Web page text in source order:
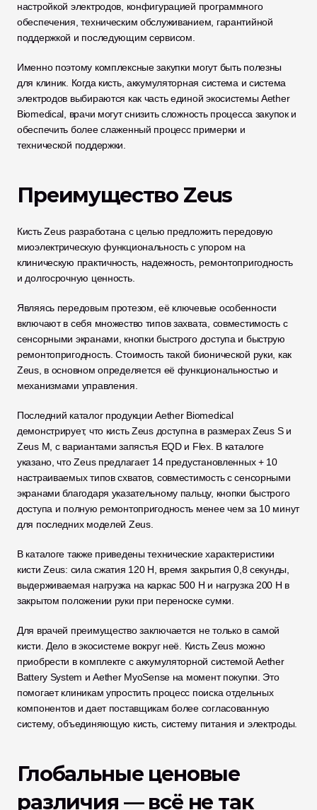
настройкой электродов, конфигурацией программного
обеспечения, техническим обслуживанием, гарантийной
поддержкой и последующим сервисом.
Именно поэтому комплексные закупки могут быть полезны
для клиник. Когда кисть, аккумуляторная система и система
электродов выбираются как часть единой экосистемы Aether
Biomedical, врачи могут снизить сложность процесса закупок и
обеспечить более слаженный процесс примерки и
технической поддержки.
Преимущество Zeus
Кисть Zeus разработана с целью предложить передовую
миоэлектрическую функциональность с упором на
клиническую практичность, надежность, ремонтопригодность
и долгосрочную ценность.
Являясь передовым протезом, её ключевые особенности
включают в себя множество типов захвата, совместимость с
сенсорными экранами, кнопки быстрого доступа и быструю
ремонтопригодность. Стоимость такой бионической руки, как
Zeus, в основном определяется её функциональностью и
механизмами управления.
Последний каталог продукции Aether Biomedical
демонстрирует, что кисть Zeus доступна в размерах Zeus S и
Zeus M, с вариантами запястья EQD и Flex. В каталоге
указано, что Zeus предлагает 14 предустановленных + 10
настраиваемых типов схватов, совместимость с сенсорными
экранами благодаря указательному пальцу, кнопки быстрого
доступа и полную ремонтопригодность менее чем за 10 минут
для последних моделей Zeus.
В каталоге также приведены технические характеристики
кисти Zeus: сила сжатия 120 Н, время закрытия 0,8 секунды,
выдерживаемая нагрузка на каркас 500 Н и нагрузка 200 Н в
закрытом положении руки при переноске сумки.
Для врачей преимущество заключается не только в самой
кисти. Дело в экосистеме вокруг неё. Кисть Zeus можно
приобрести в комплекте с аккумуляторной системой Aether
Battery System и Aether MyoSense на момент покупки. Это
помогает клиникам упростить процесс поиска отдельных
компонентов и дает поставщикам более согласованную
систему, объединяющую кисть, систему питания и электроды.
Глобальные ценовые
различия — всё не так